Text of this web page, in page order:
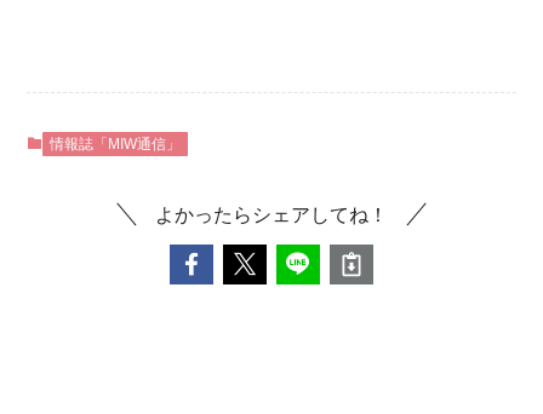
情報誌「MIW通信」
よかったらシェアしてね！